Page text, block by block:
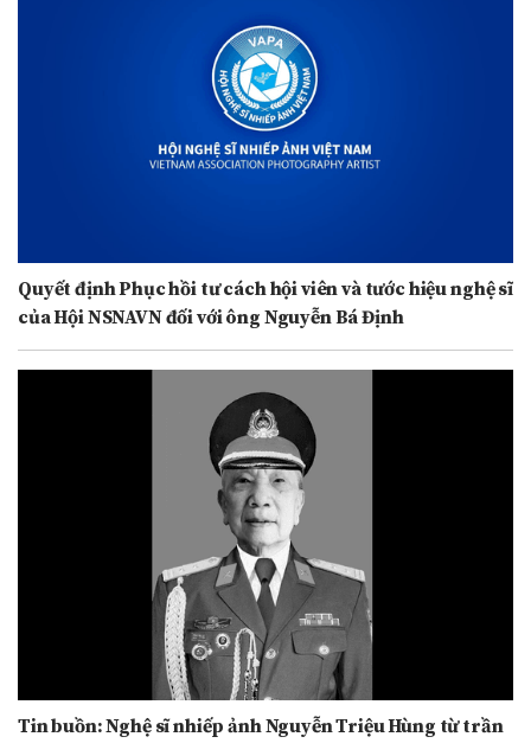
Quyết định Phục hồi tư cách hội viên và tước hiệu nghệ sĩ
của Hội NSNAVN đối với ông Nguyễn Bá Định
Tin buồn: Nghệ sĩ nhiếp ảnh Nguyễn Triệu Hùng từ trần